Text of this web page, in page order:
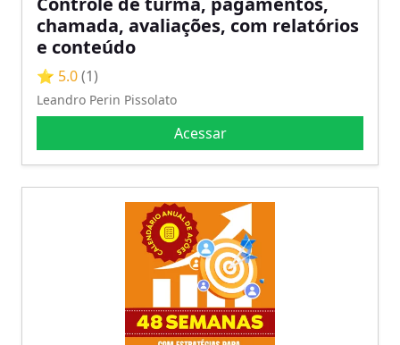
chamada, avaliações, com relatórios
e conteúdo
⭐ 5.0(1)
Leandro Perin Pissolato
Acessar